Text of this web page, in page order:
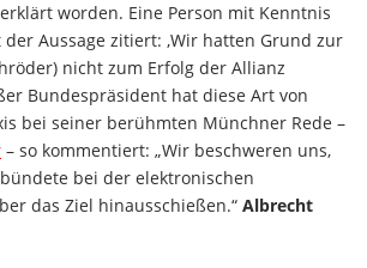
worden. Eine Person mit Kenntnis
Aussage zitiert: ‚Wir hatten Grund zur
nicht zum Erfolg der Allianz
Bundespräsident hat diese Art von
bei seiner berühmten Münchner Rede –
– so kommentiert: „Wir beschweren uns,
bei der elektronischen
das Ziel hinausschießen.“ Albrecht